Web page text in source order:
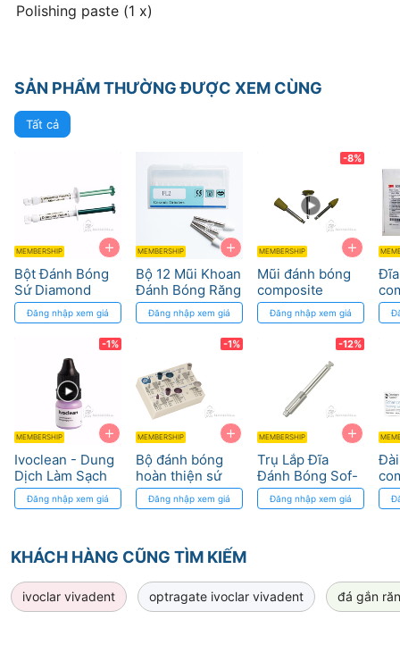
Polishing paste (1 x)
SẢN PHẨM THƯỜNG ĐƯỢC XEM CÙNG
Tất cả
+
MEMBERSHIP
Bột Đánh Bóng
Sứ Diamond
Polish mint
Ultradent - Công
Đăng nhập xem giá
+
-1%
MEMBERSHIP
Ivoclean - Dung
Dịch Làm Sạch
Phục Hình Sứ
Đăng nhập xem giá
+
MEMBERSHIP
Bộ 12 Mũi Khoan
Đánh Bóng Răng
Đăng nhập xem giá
+
-1%
MEMBERSHIP
Bộ đánh bóng
hoàn thiện sứ
4313B Komet
Đăng nhập xem giá
+
-8%
MEMBERSHIP
Mũi đánh bóng
composite
Edenta Thụy Sĩ -
Khả năng tái sử
Đăng nhập xem giá
+
-12%
MEMBERSHIP
Trụ Lắp Đĩa
Đánh Bóng Sof-
Lex 3M - Giảm
Nguy Cơ Chạm
Đăng nhập xem giá
KHÁCH HÀNG CŨNG TÌM KIẾM
ivoclar vivadent optragate ivoclar vivadent đá gắn